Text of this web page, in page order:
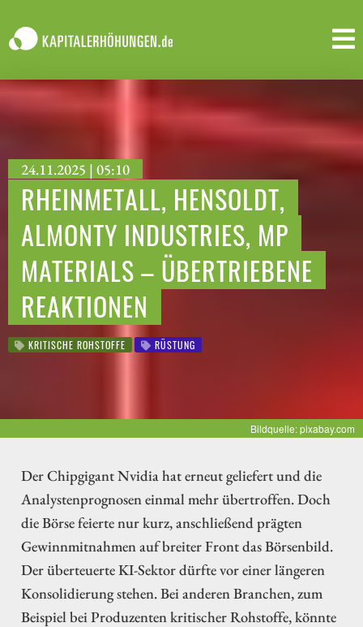
24.11.2025 | 05:10
RHEINMETALL, HENSOLDT,
ALMONTY INDUSTRIES, MP
MATERIALS – ÜBERTRIEBENE
REAKTIONEN
KRITISCHE ROHSTOFFE RÜSTUNG
Bildquelle: pixabay.com
Der Chipgigant Nvidia hat erneut geliefert und die
Analystenprognosen einmal mehr übertroffen. Doch
die Börse feierte nur kurz, anschließend prägten
Gewinnmitnahmen auf breiter Front das Börsenbild.
Der überteuerte KI-Sektor dürfte vor einer längeren
Konsolidierung stehen. Bei anderen Branchen, zum
Beispiel bei Produzenten kritischer Rohstoffe, könnte